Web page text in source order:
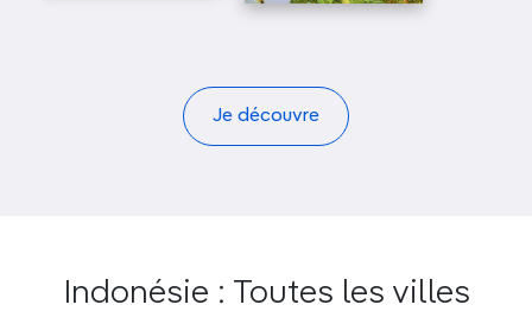
Je découvre
Indonésie : Toutes les villes